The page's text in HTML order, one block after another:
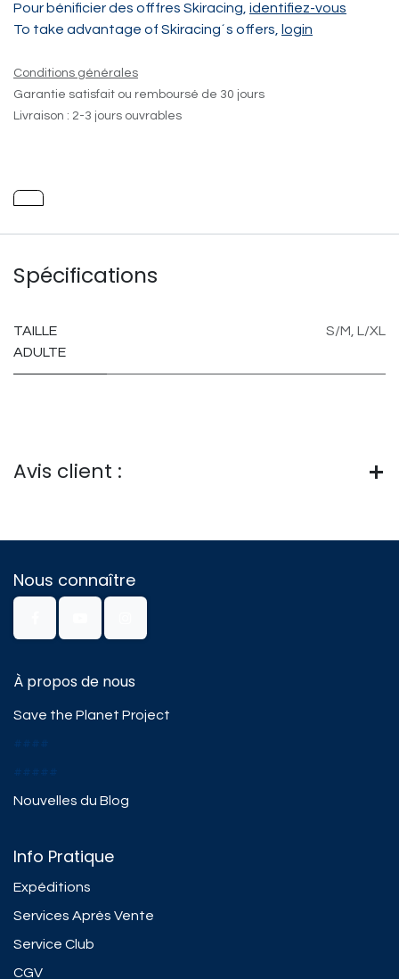
Pour bénificier des offfres Skiracing, identifiez-vous
To take advantage of Skiracing´s offers,
login
Conditions générales
Garantie satisfait ou remboursé de 30 jours
Livraison : 2-3 jours ouvrables
Spécifications
TAILLE
ADULTE
S/M L/XL
Avis client :
Nous connaître
À propos de nous
Save the Planet Project
####
#####
Nouvelles du Blog
Info Pratique
Expéditions
Services Après Vente
Service Club
CGV